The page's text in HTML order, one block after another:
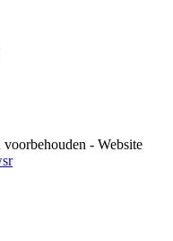
- Website